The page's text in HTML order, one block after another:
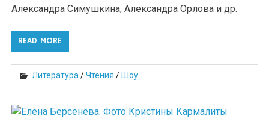
Александра Симушкина, Александра Орлова и др.
READ MORE
Литература /Чтения / Шоу